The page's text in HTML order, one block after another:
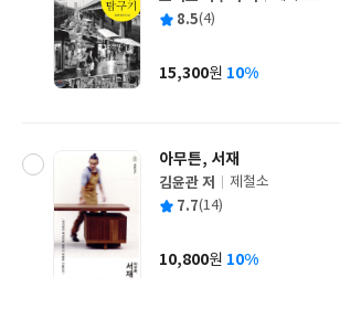
글
쓴
출
사
평 8.5(4)
가
15,300원 10%
아무튼, 서재
글
쓴
김윤관 저
출
사
제철소
평 7.7(14)
가
10,800원 10%